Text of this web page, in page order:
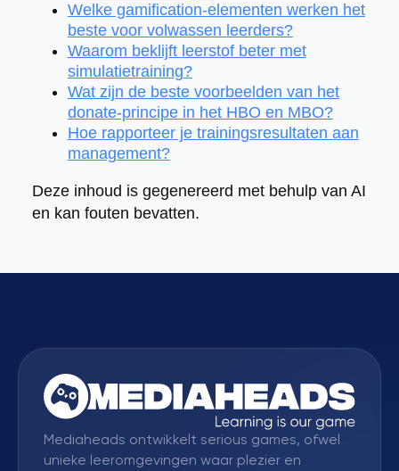
Welke gamification-elementen werken het
beste voor volwassen leerders?
Waarom beklijft leerstof beter met
simulatietraining?
Wat zijn de beste voorbeelden van het
donate-principe in het HBO en MBO?
Hoe rapporteer je trainingsresultaten aan
management?
Deze inhoud is gegenereerd met behulp van AI
en kan fouten bevatten.
Mediaheads ontwikkelt serious games, ofwel
unieke leeromgevingen waar plezier en